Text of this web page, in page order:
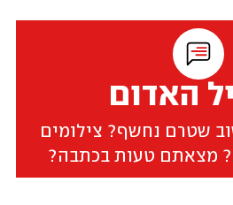
האדום
שטרם נחשף? צילומים
מצאתם טעות בכתבה?